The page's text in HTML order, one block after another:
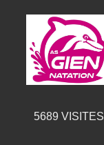
5689 VISITES